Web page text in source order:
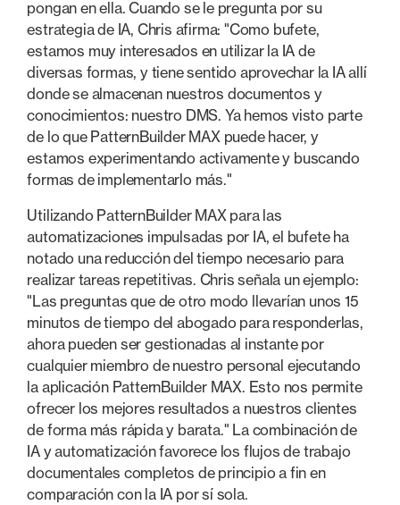
pongan en ella. Cuando se le pregunta por su
estrategia de IA, Chris afirma: "Como bufete,
estamos muy interesados en utilizar la IA de
diversas formas, y tiene sentido aprovechar la IA allí
donde se almacenan nuestros documentos y
conocimientos: nuestro DMS. Ya hemos visto parte
de lo que PatternBuilder MAX puede hacer, y
estamos experimentando activamente y buscando
formas de implementarlo más."
Utilizando PatternBuilder MAX para las
automatizaciones impulsadas por IA, el bufete ha
notado una reducción del tiempo necesario para
realizar tareas repetitivas. Chris señala un ejemplo:
"Las preguntas que de otro modo llevarían unos 15
minutos de tiempo del abogado para responderlas,
ahora pueden ser gestionadas al instante por
cualquier miembro de nuestro personal ejecutando
la aplicación PatternBuilder MAX. Esto nos permite
ofrecer los mejores resultados a nuestros clientes
de forma más rápida y barata." La combinación de
IA y automatización favorece los flujos de trabajo
documentales completos de principio a fin en
comparación con la IA por sí sola.